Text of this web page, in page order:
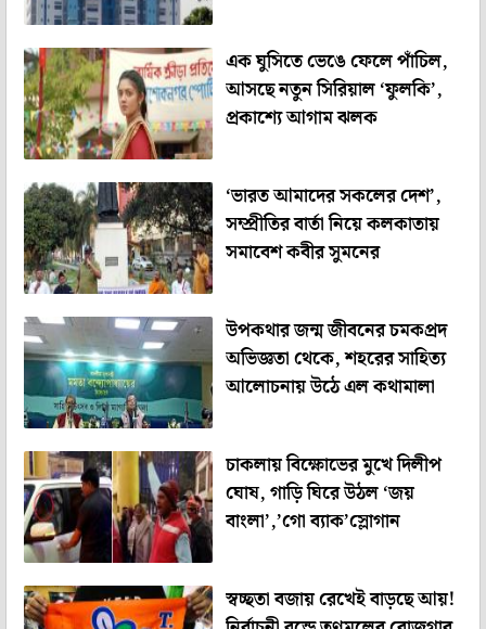
এক ঘুসিতে ভেঙে ফেলে পাঁচিল,
আসছে নতুন সিরিয়াল ‘ফুলকি’,
প্রকাশ্যে আগাম ঝলক
‘ভারত আমাদের সকলের দেশ’,
সম্প্রীতির বার্তা নিয়ে কলকাতায়
সমাবেশ কবীর সুমনের
উপকথার জন্ম জীবনের চমকপ্রদ
অভিজ্ঞতা থেকে, শহরের সাহিত্য
আলোচনায় উঠে এল কথামালা
চাকলায় বিক্ষোভের মুখে দিলীপ
ঘোষ, গাড়ি ঘিরে উঠল ‘জয়
বাংলা’,’গো ব্যাক’স্লোগান
স্বচ্ছতা বজায় রেখেই বাড়ছে আয়!